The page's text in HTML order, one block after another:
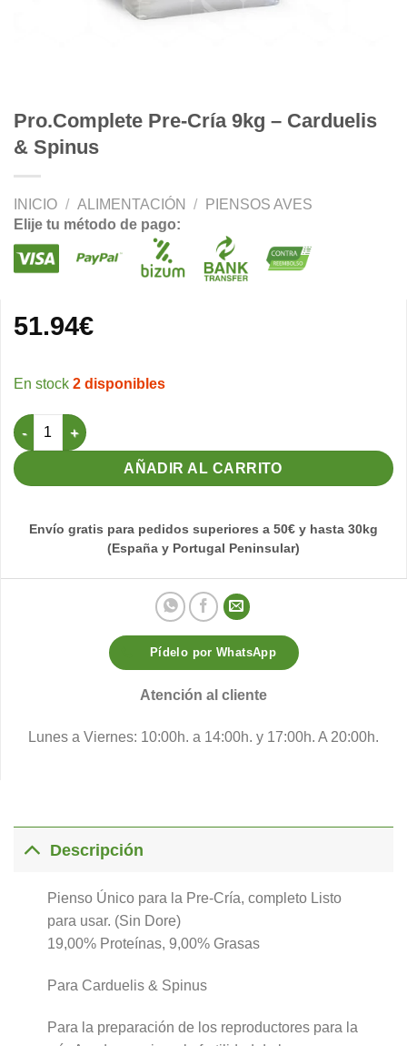
Pro.Complete Pre-Cría 9kg – Carduelis
& Spinus
INICIO / ALIMENTACIÓN /
PIENSOS AVES
Elije tu método de pago:
51.94€
2 disponibles
Pro.Complete Pre-Cría 9kg - Carduelis & Spinus cantidad
AÑADIR AL CARRITO
Envío gratis para pedidos superiores a 50€ y hasta 30kg
(España y Portugal Peninsular)
Pídelo por WhatsApp
Atención al cliente
Lunes a Viernes: 10:00h. a 14:00h. y 17:00h. A 20:00h.
Descripción
Pienso Único para la Pre-Cría, completo Listo
para usar. (Sin Dore)
19,00% Proteínas, 9,00% Grasas
Para Carduelis & Spinus
Para la preparación de los reproductores para la